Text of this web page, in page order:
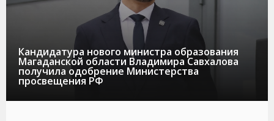
Кандидатура нового министра образования
Магаданской области Владимира Савхалова
получила одобрение Министерства
просвещения РФ